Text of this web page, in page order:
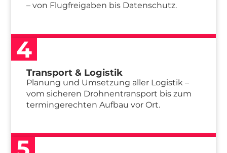
– von Flugfreigaben bis Datenschutz.
4
Transport & Logistik
Planung und Umsetzung aller Logistik –
vom sicheren Drohnentransport bis zum
termingerechten Aufbau vor Ort.